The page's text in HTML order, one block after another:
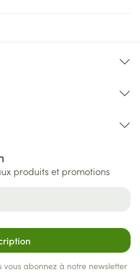
produits et promotions
vous abonnez à notre newsletter